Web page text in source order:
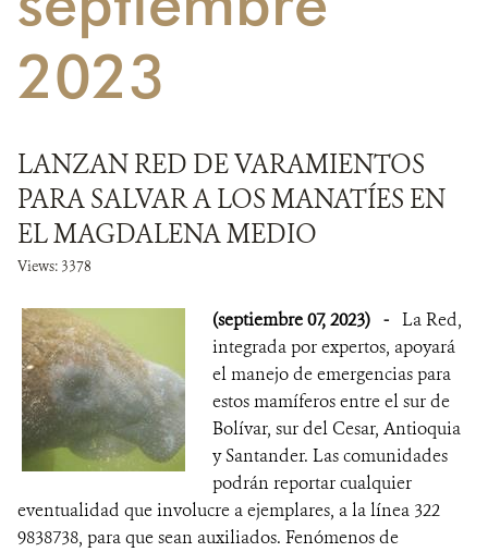
ALIADOS Y ALIANZAS
COBERTURA EN MEDIOS DE COMUNICACIÓN
MECANISMO DE ATENCIÓN DE QUEJAS Y RECLAMOS
DONA
2023
LANZAN RED DE VARAMIENTOS
PARA SALVAR A LOS MANATÍES EN
EL MAGDALENA MEDIO
Views: 3378
(septiembre 07, 2023) - La Red,
integrada por expertos, apoyará
el manejo de emergencias para
estos mamíferos entre el sur de
Bolívar, sur del Cesar, Antioquia
y Santander. Las comunidades
podrán reportar cualquier
eventualidad que involucre a ejemplares, a la línea 322
9838738, para que sean auxiliados. Fenómenos de